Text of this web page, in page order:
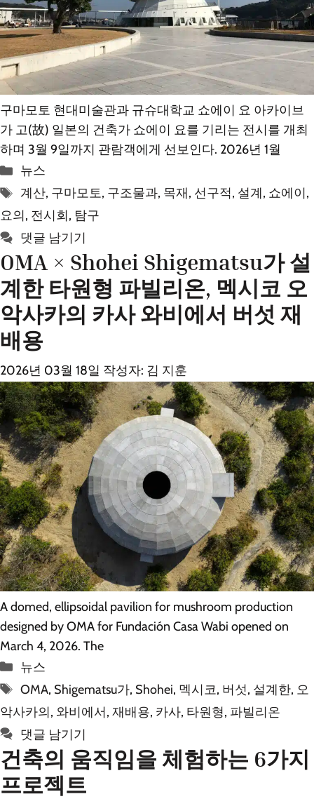
구마모토 현대미술관과 규슈대학교 쇼에이 요 아카이브
가 고(故) 일본의 건축가 쇼에이 요를 기리는 전시를 개최
하며 3월 9일까지 관람객에게 선보인다. 2026년 1월
카
테
리
뉴스
태
그
계산, 구마모토, 구조물과, 목재, 선구적, 설계, 쇼에이,
요의, 전시회, 탐구
댓글 남기기
OMA × Shohei Shigematsu가 설
계한 타원형 파빌리온, 멕시코 오
악사카의 카사 와비에서 버섯 재
배용
2026년 03월 18일 작성자: 김 지훈
A domed, ellipsoidal pavilion for mushroom production
designed by OMA for Fundación Casa Wabi opened on
March 4, 2026. The
카
테
리
뉴스
태
그
OMA, Shigematsu가, Shohei, 멕시코, 버섯, 설계한, 오
악사카의, 와비에서, 재배용, 카사, 타원형, 파빌리온
댓글 남기기
건축의 움직임을 체험하는 6가지
프로젝트